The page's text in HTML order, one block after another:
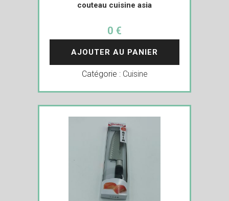
couteau cuisine asia
0 €
AJOUTER AU PANIER
Catégorie : Cuisine